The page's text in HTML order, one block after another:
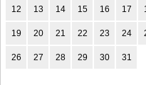
12 13 14 15 16 17
19 20 21 22 23 24
26 27 28 29 30 31